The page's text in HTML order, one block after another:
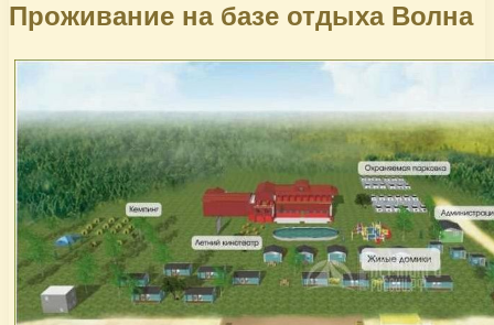
Проживание на базе отдыха Волна